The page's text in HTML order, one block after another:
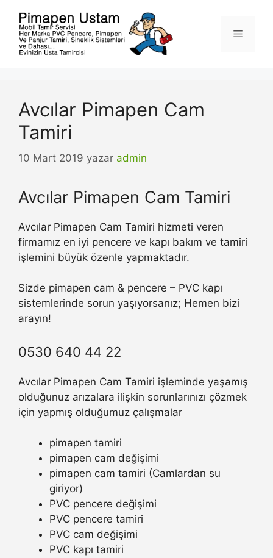
Menü
Avcılar Pimapen Cam
Tamiri
10 Mart 2019 yazar admin
Avcılar Pimapen Cam Tamiri
Avcılar Pimapen Cam Tamiri hizmeti veren
firmamız en iyi pencere ve kapı bakım ve tamiri
işlemini büyük özenle yapmaktadır.
Sizde pimapen cam & pencere – PVC kapı
sistemlerinde sorun yaşıyorsanız; Hemen bizi
arayın!
0530 640 44 22
Avcılar Pimapen Cam Tamiri işleminde yaşamış
olduğunuz arızalara ilişkin sorunlarınızı çözmek
için yapmış olduğumuz çalışmalar
pimapen tamiri
pimapen cam değişimi
pimapen cam tamiri (Camlardan su
giriyor)
PVC pencere değişimi
PVC pencere tamiri
PVC cam değişimi
PVC kapı tamiri